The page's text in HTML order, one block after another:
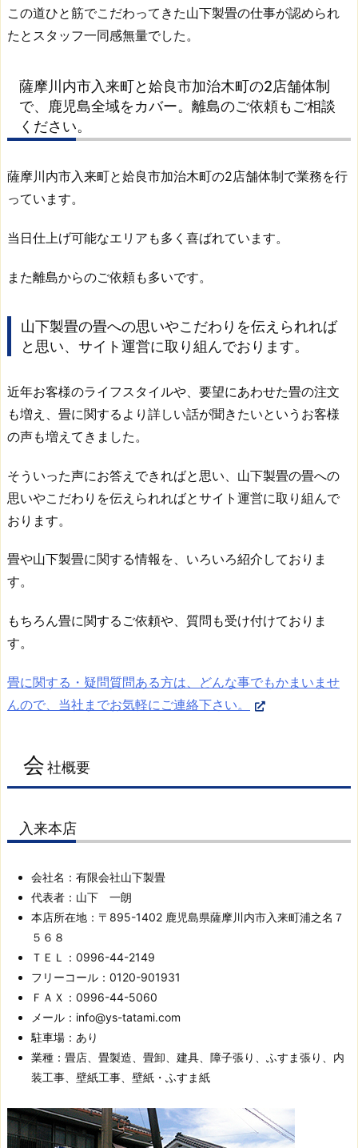
さ
し
畳、
か
な
術
と
心
格
お
応
ま
す
1.
摩
川
市
町
良
市
木
町
2
店
体
制
で、
鹿
児
島
全
を
カ
バ
ー。
離
この道ひと筋でこだわってきた山下製畳の仕事が認められ
たとスタッフ一同感無量でした。
薩摩川内市入来町と姶良市加治木町の2店舗体制
で、鹿児島全域をカバー。離島のご依頼もご相談
ください。
薩摩川内市入来町と姶良市加治木町の2店舗体制で業務を行
っています。
当日仕上げ可能なエリアも多く喜ばれています。
また離島からのご依頼も多いです。
山下製畳の畳への思いやこだわりを伝えられれば
と思い、サイト運営に取り組んでおります。
近年お客様のライフスタイルや、要望にあわせた畳の注文
も増え、畳に関するより詳しい話が聞きたいというお客様
の声も増えてきました。
そういった声にお答えできればと思い、山下製畳の畳への
思いやこだわりを伝えられればとサイト運営に取り組んで
おります。
畳や山下製畳に関する情報を、いろいろ紹介しておりま
す。
もちろん畳に関するご依頼や、質問も受け付けておりま
す。
畳に関する・疑問質問ある方は、どんな事でもかまいませ
んので、当社までお気軽にご連絡下さい。
会社概要
入来本店
会社名：有限会社山下製畳
代表者：山下 一朗
本店所在地：〒895-1402 鹿児島県薩摩川内市入来町浦之名７
５６８
ＴＥＬ：0996-44-2149
フリーコール：0120-901931
ＦＡＸ：0996-44-5060
メール：info@ys-tatami.com
駐車場：あり
業種：畳店、畳製造、畳卸、建具、障子張り、ふすま張り、内
装工事、壁紙工事、壁紙・ふすま紙